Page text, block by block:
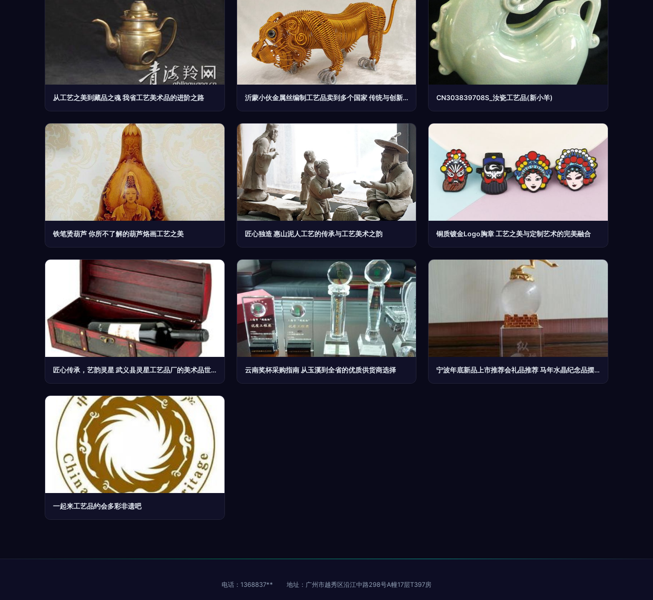
从工艺之美到藏品之魂 我省工艺美术品的进阶之路 沂蒙小伙金属丝编制工艺品卖到多个国家 传统与创新的艺术之旅 CN303839708S_汝瓷工艺品(新小羊)
铁笔烫葫芦 你所不了解的葫芦烙画工艺之美 匠心独造 惠山泥人工艺的传承与工艺美术之韵 铜质镀金Logo胸章 工艺之美与定制艺术的完美融合
匠心传承，艺韵灵星 武义县灵星工艺品厂的美术品世界 云南奖杯采购指南 从玉溪到全省的优质供货商选择 宁波年底新品上市推荐会礼品推荐 马年水晶纪念品摆饰采购指南
一起来工艺品约会多彩非遗吧
电话：1368837** 地址：广州市越秀区沿江中路298号A幢17层T397房